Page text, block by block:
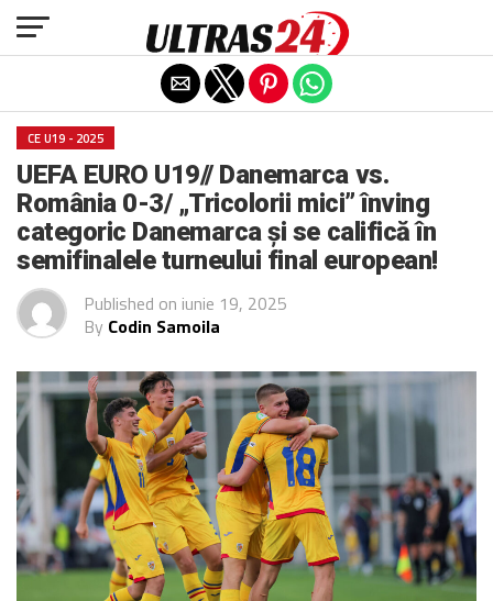
CE U19 - 2025
UEFA EURO U19// Danemarca vs.
România 0-3/ „Tricolorii mici” înving
categoric Danemarca și se califică în
semifinalele turneului final european!
Published on iunie 19, 2025
By Codin Samoila
Exit mobile version